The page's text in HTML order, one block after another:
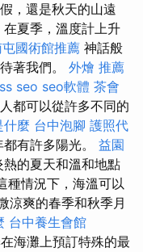
，還是秋天的山遠
夏季，溫度計上升
國術館推薦 神話般
著我們。 外燴 推薦
seo seo軟體 茶會
都可以從許多不同的
什麼 台中泡腳 護照代
有許多陽光。 益園
的夏天和溫和地點
種情況下，海溫可以
涼爽的春季和秋季月
台中養生會館
海灘上預訂特殊的最